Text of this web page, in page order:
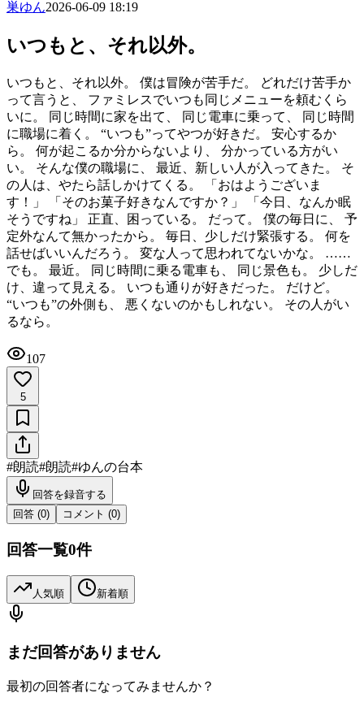
巣ゆん2026-06-09 18:19
いつもと、それ以外。
いつもと、それ以外。 僕は冒険が苦手だ。 どれだけ苦手か
って言うと、 ファミレスでいつも同じメニューを頼むくら
いに。 同じ時間に家を出て、 同じ電車に乗って、 同じ時間
に職場に着く。 “いつも”ってやつが好きだ。 安心するか
ら。 何が起こるか分からないより、 分かっている方がい
い。 そんな僕の職場に、 最近、新しい人が入ってきた。 そ
の人は、やたら話しかけてくる。 「おはようございま
す！」 「そのお菓子好きなんですか？」 「今日、なんか眠
そうですね」 正直、困っている。 だって。 僕の毎日に、 予
定外なんて無かったから。 毎日、少しだけ緊張する。 何を
話せばいいんだろう。 変な人って思われてないかな。 ……
でも。 最近。 同じ時間に乗る電車も、 同じ景色も。 少しだ
け、違って見える。 いつも通りが好きだった。 だけど。
“いつも”の外側も、 悪くないのかもしれない。 その人がい
るなら。
107
5
#朗読#朗読#ゆんの台本
回答を録音する
回答 (0) コメント (0)
回答一覧0件
人気順 新着順
まだ回答がありません
最初の回答者になってみませんか？